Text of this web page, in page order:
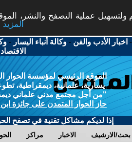
عملية التصفح والنشر،
More info - المزيد
- اخبار الأدب والفن -وكالة أنباء اليسار -
الاقتصاد
الموقع الرئيسي لمؤسسة الحوار
يسارية، علمانية، ديمقراطية،
"من أجل مجتمع مدني علماني
حاز الحوار المتمدن على جائزة
إذا لديكم مشاكل تقنية في تصفح
مراكز الاخبار بحث/الارشيف